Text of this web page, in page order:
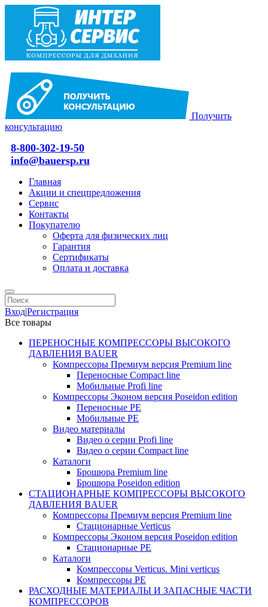
Получить
консультацию
8-800-302-19-50
info@bauersp.ru
Главная
Акции и спецпредложения
Сервис
Контакты
Покупателю
Оферта для физических лиц
Гарантия
Сертификаты
Оплата и доставка
Вход|Регистрация
Все товары
ПЕРЕНОСНЫЕ КОМПРЕССОРЫ ВЫСОКОГО
ДАВЛЕНИЯ BAUER
Компрессоры Премиум версия Premium line
Переносные Compact line
Мобильные Profi line
Компрессоры Эконом версия Poseidon edition
Переносные PE
Мобильные PE
Видео материалы
Видео о серии Profi line
Видео о серии Compact line
Каталоги
Брошюра Premium line
Брошюра Poseidon edition
СТАЦИОНАРНЫЕ КОМПРЕССОРЫ ВЫСОКОГО
ДАВЛЕНИЯ BAUER
Компрессоры Премиум версия Premium line
Стационарные Verticus
Компрессоры Эконом версия Poseidon edition
Стационарные PE
Каталоги
Компрессоры Verticus. Mini verticus
Компрессоры PE
РАСХОДНЫЕ МАТЕРИАЛЫ И ЗАПАСНЫЕ ЧАСТИ
КОМПРЕССОРОВ